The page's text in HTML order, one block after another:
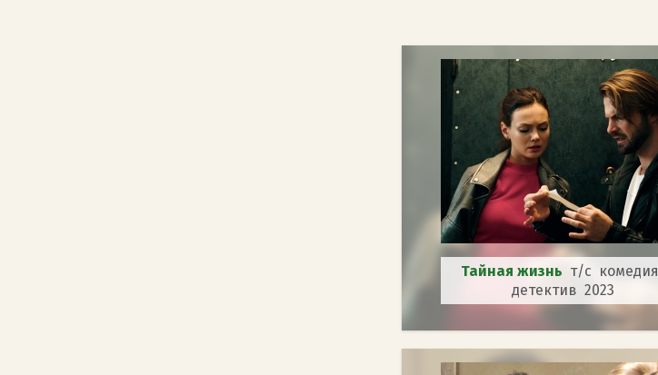
Тайная жизнь т/с комедия
детектив 2023